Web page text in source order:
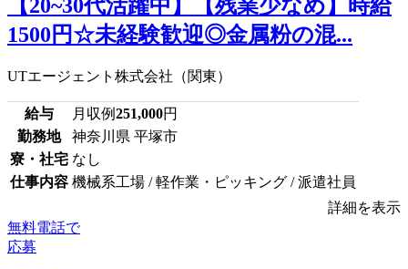
【20~30代活躍中】【残業少なめ】時給
1500円☆未経験歓迎◎金属粉の混...
UTエージェント株式会社（関東）
給与 月収例251,000円
勤務地
神奈川県 平塚市
寮・社宅 なし
仕事内容 機械系工場 / 軽作業・ピッキング / 派遣社員
詳細を表示
無料電話で
応募